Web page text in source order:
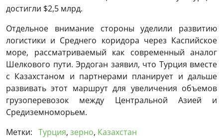
достигли $2,5 млрд.
Отдельное внимание стороны уделили развитию
логистики и Среднего коридора через Каспийское
море, рассматриваемый как современный аналог
Шелкового пути. Эрдоган заявил, что Турция вместе
с Казахстаном и партнерами планирует и дальше
развивать этот маршрут для увеличения объемов
грузоперевозок между Центральной Азией и
Средиземноморьем.
Метки: Турция, зерно, Казахстан